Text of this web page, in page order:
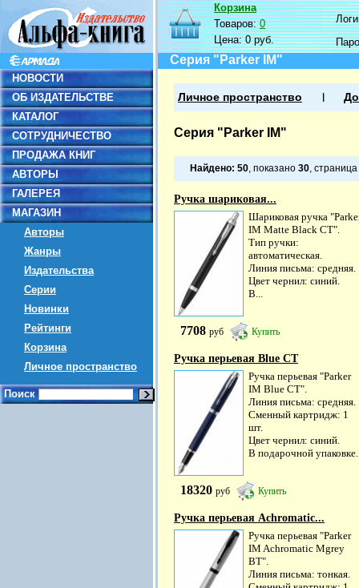
НОВОСТИ
ОБ ИЗДАТЕЛЬСТВЕ
КАТАЛОГ
СОТРУДНИЧЕСТВО
ПРОДАЖА КНИГ
АВТОРЫ
ГАЛЕРЕЯ
МАГАЗИН
Авторы
Жанры
Издательства
Серии
Новинки
Рейтинги
Корзина
Личное пространство
Поиск
Корзина
Товаров:0
Цена:0 руб.
Серия "Parker IM"
Личное пространство
Серия "Parker IM"
Найдено: 50, показано 30, страница
Ручка шариковая...
Шариковая ручка
IM Matte Black CT".
Тип ручки:
автоматическая.
Линия письма: средняя.
Цвет чернил: синий.
В...
7708 руб Купить
Ручка перьевая Blue CT
Ручка перьевая "Parker
IM Blue CT".
Линия письма: средняя.
Сменный картридж: 1
шт.
Цвет чернил: синий.
В подарочной упаковке.
18320 руб Купить
Ручка перьевая Achromatic...
Ручка перьевая "Parker
IM Achromatic Mgrey
BT".
Линия письма: тонкая.